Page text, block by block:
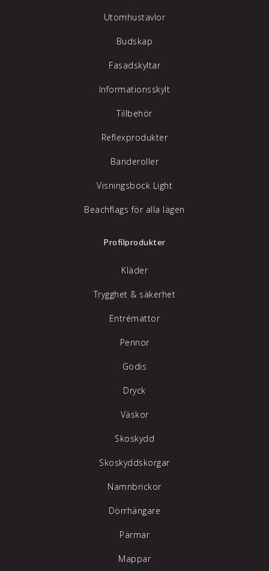
Utomhustavlor
Budskap
Fasadskyltar
Informationsskylt
Tillbehör
Reflexprodukter
Banderoller
Visningsbock Light
Beachflags för alla lägen
Profilprodukter
Kläder
Trygghet & säkerhet
Entrémattor
Pennor
Godis
Dryck
Väskor
Skoskydd
Skoskyddskorgar
Namnbrickor
Dörrhängare
Pärmar
Mappar